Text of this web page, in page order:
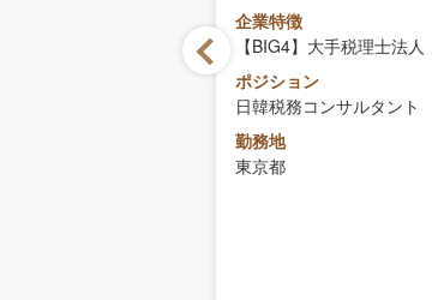
企業特徴
【BIG4】大手税理士法人
ポジション
日韓税務コンサルタント
勤務地
東京都